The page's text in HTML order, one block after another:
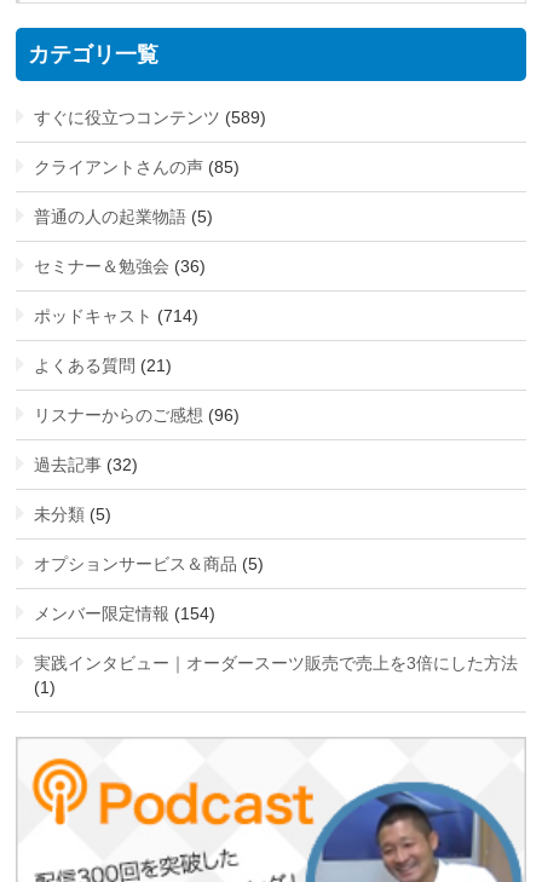
カテゴリ一覧
すぐに役立つコンテンツ (589)
クライアントさんの声 (85)
普通の人の起業物語 (5)
セミナー＆勉強会 (36)
ポッドキャスト (714)
よくある質問 (21)
リスナーからのご感想 (96)
過去記事 (32)
未分類 (5)
オプションサービス＆商品 (5)
メンバー限定情報 (154)
実践インタビュー｜オーダースーツ販売で売上を3倍にした方法
(1)